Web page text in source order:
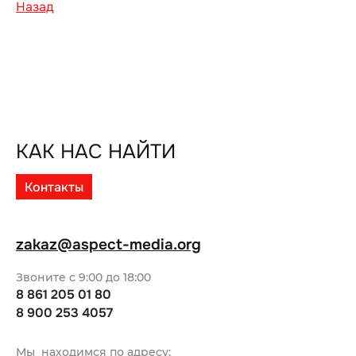
Назад
КАК НАС НАЙТИ
Контакты
Мы находимся по адресу:
Звоните с 9:00 до 18:00
8 861 205 01 80
8 900 253 4057
zakaz@aspect-media.org